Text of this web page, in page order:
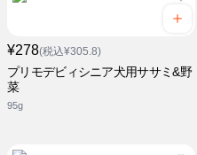
¥278(税込¥305.8)
プリモデビィシニア犬用ササミ&野
菜
95g